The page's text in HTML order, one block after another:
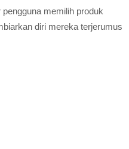
memilih produk
diri mereka terjerumus